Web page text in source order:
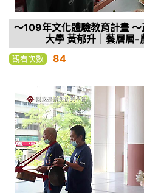
～109年文化體驗教育計畫
大學 黃郁升｜藝層層-
觀看次數 84